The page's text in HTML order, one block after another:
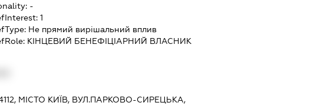
-
1
Не прямий вирішальний вплив
КІНЦЕВИЙ БЕНЕФІЦІАРНИЙ ВЛАСНИК
МІСТО КИЇВ, ВУЛ.ПАРКОВО-СИРЕЦЬКА,